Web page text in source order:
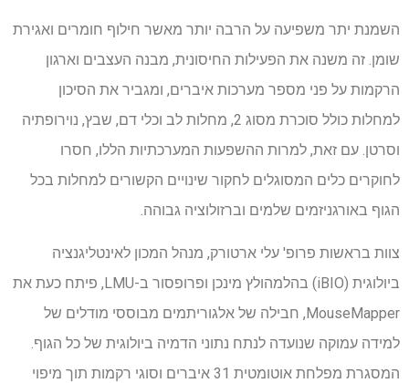
השמנת יתר משפיעה על הרבה יותר מאשר חילוף חומרים ואגירת
שומן. זה משנה את הפעילות החיסונית, מבנה העצבים וארגון
הרקמות על פני מספר מערכות איברים, ומגביר את הסיכון
למחלות כולל סוכרת מסוג 2, מחלות לב וכלי דם, שבץ, נוירופתיה
וסרטן. עם זאת, למרות ההשפעות המערכתיות הללו, חסרו
לחוקרים כלים המסוגלים לחקור שינויים הקשורים למחלות בכל
הגוף באורגניזמים שלמים וברזולוציה גבוהה.
צוות בראשות פרופ' עלי ארטורק, מנהל המכון לאינטליגנציה
ביולוגית (iBIO) בהלמהולץ מינכן ופרופסור ב-LMU, פיתח כעת את
MouseMapper, חבילה של אלגוריתמים מבוססי מודלים של
למידה עמוקה שנועדה לנתח נתוני הדמיה ביולוגית של כל הגוף.
המסגרת מפלחת אוטומטית 31 איברים וסוגי רקמות תוך מיפוי